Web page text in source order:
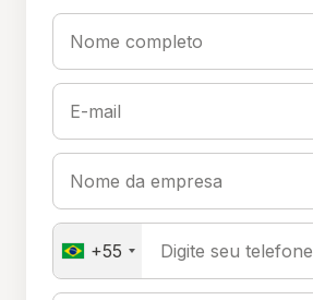
Nome completo
E-mail
Nome da empresa
+55 Digite seu telefone